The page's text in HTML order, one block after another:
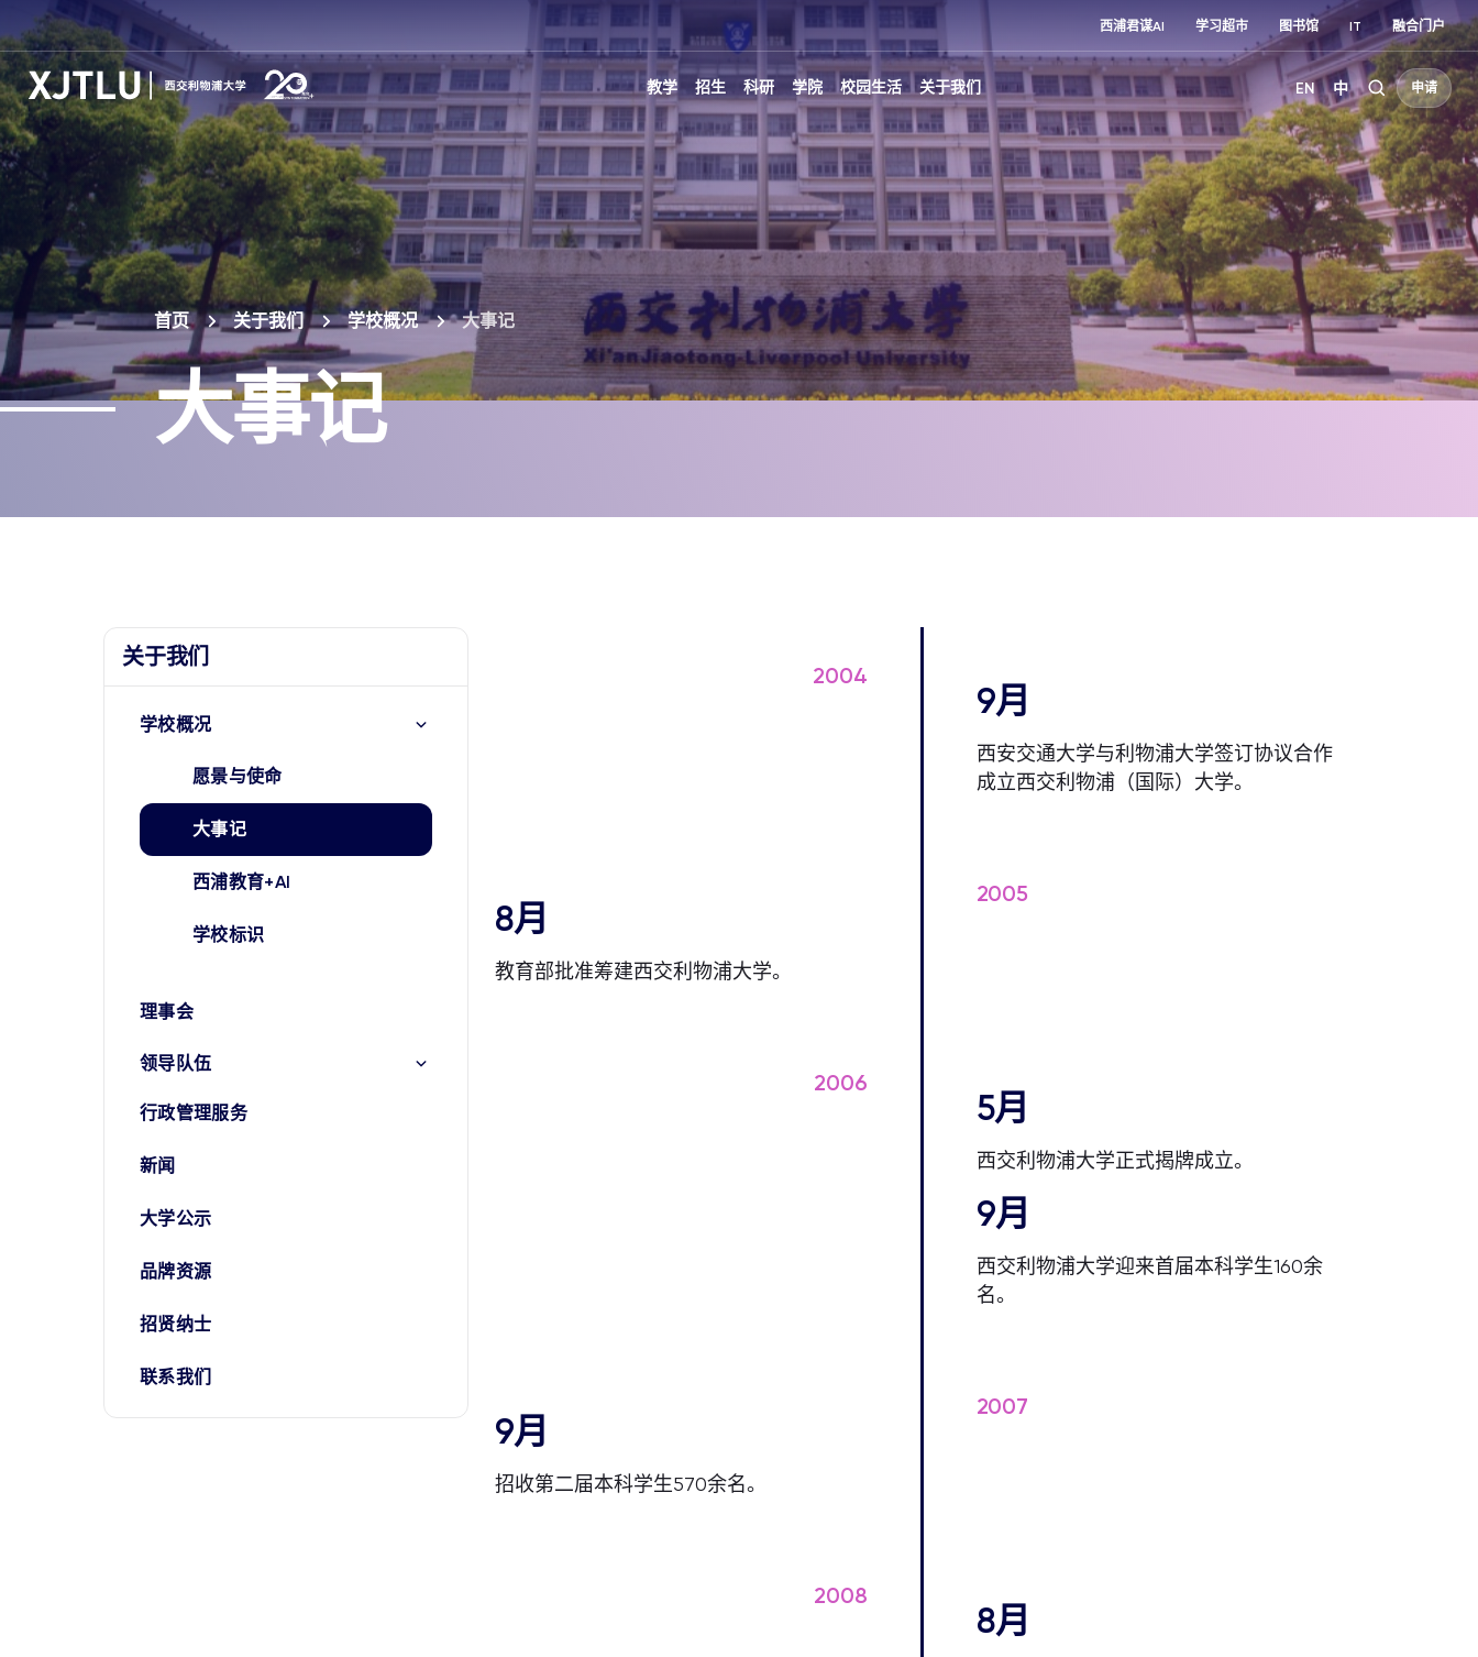
西浦君谋AI 学习超市 图书馆 IT 融合门户
教学 招生 科研 学院 校园生活 关于我们 EN 中 申请
首页 关于我们 学校概况 大事记
大事记
关于我们
学校概况
愿景与使命
大事记
西浦教育+AI
学校标识
理事会
领导队伍
行政管理服务
新闻
大学公示
品牌资源
招贤纳士
联系我们
2004
9月
西安交通大学与利物浦大学签订协议合作
成立西交利物浦（国际）大学。
8月
教育部批准筹建西交利物浦大学。
2005
2006
5月
西交利物浦大学正式揭牌成立。
9月
西交利物浦大学迎来首届本科学生160余
名。
9月
招收第二届本科学生570余名。
2007
2008
8月